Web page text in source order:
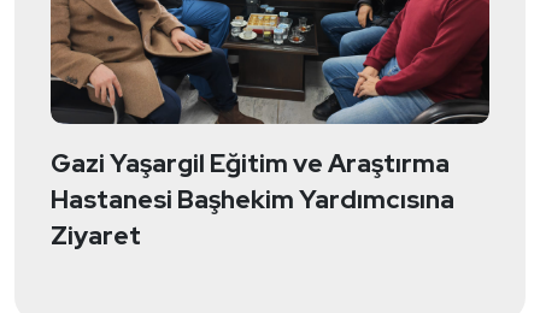
Gazi Yaşargil Eğitim ve Araştırma
Hastanesi Başhekim Yardımcısına
Ziyaret